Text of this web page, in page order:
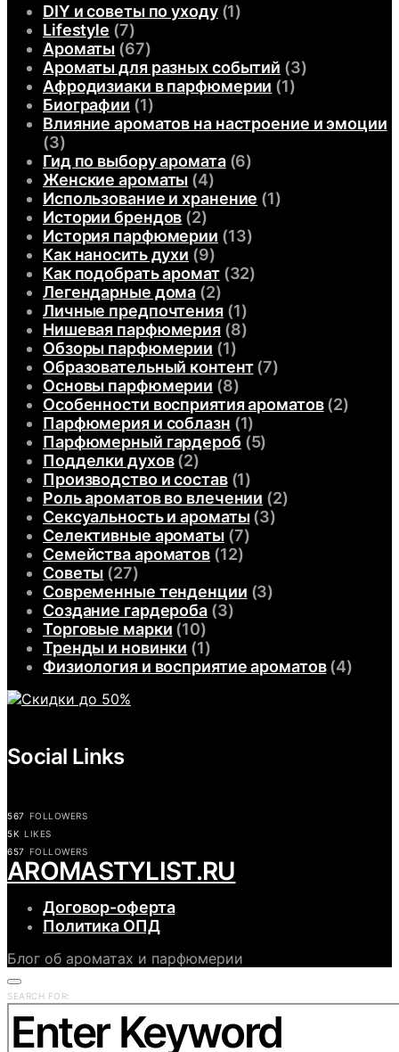
DIY и советы по уходу(1)
Lifestyle (7)
Ароматы (67)
Ароматы для разных событий (3)
Афродизиаки в парфюмерии (1)
Биографии (1)
Влияние ароматов на настроение и эмоции
(3)
Гид по выбору аромата(6)
Женские ароматы (4)
Использование и хранение (1)
Истории брендов (2)
История парфюмерии (13)
Как наносить духи (9)
Как подобрать аромат(32)
Легендарные дома (2)
Личные предпочтения(1)
Нишевая парфюмерия(8)
Обзоры парфюмерии (1)
Образовательный контент(7)
Основы парфюмерии (8)
Особенности восприятия ароматов(2)
Парфюмерия и соблазн (1)
Парфюмерный гардероб (5)
Подделки духов(2)
Производство и состав(1)
Роль ароматов во влечении (2)
Сексуальность и ароматы(3)
Селективные ароматы(7)
Семейства ароматов(12)
Советы (27)
Современные тенденции (3)
Создание гардероба(3)
Торговые марки (10)
Тренды и новинки (1)
Физиология и восприятие ароматов(4)
Social Links
567 FOLLOWERS
5K LIKES
657 FOLLOWERS
АROMASTYLIST.RU
Договор-оферта
Политика ОПД
Блог об ароматах и парфюмерии
SEARCH FOR: